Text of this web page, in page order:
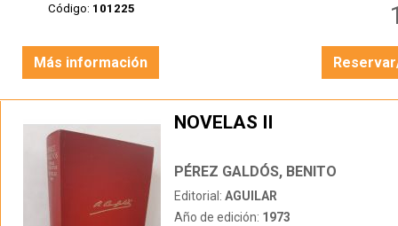
Código: 101225
Más información
NOVELAS II
PÉREZ GALDÓS, BENITO
Editorial: AGUILAR
Año de edición: 1973